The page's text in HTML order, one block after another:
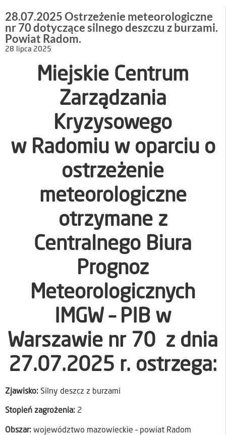
28.07.2025 Ostrzeżenie meteorologiczne
nr 70 dotyczące silnego deszczu z burzami.
Powiat Radom.
28 lipca 2025
Miejskie Centrum
Zarządzania
Kryzysowego
w Radomiu w oparciu o
ostrzeżenie
meteorologiczne
otrzymane z
Centralnego Biura
Prognoz
Meteorologicznych
IMGW – PIB w
Warszawie nr 70 z dnia
27.07.2025 r. ostrzega:
Zjawisko: Silny deszcz z burzami
Stopień zagrożenia: 2
Obszar: województwo mazowieckie – powiat Radom